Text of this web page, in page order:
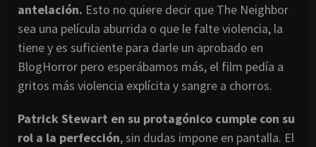
antelación. Esto no quiere decir que The Neighbor
sea una película aburrida o que le falte violencia, la
tiene y es suficiente para darle un aprobado en
BlogHorror pero esperábamos más, el film pedía a
gritos más violencia explícita y sangre a chorros.
Patrick Stewart en su protagónico cumple con su
rol a la perfección, sin dudas impone en pantalla. El